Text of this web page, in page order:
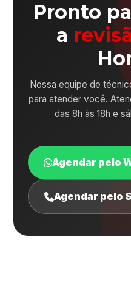
Pronto
a
Nossa equipe de
para atender você.
das 8h às 18h e
Agendar pelo
Agendar pelo